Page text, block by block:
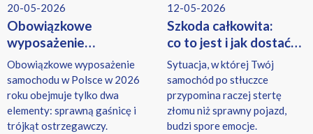
20-05-2026
Obowiązkowe
wyposażenie
samochodu 2026 –
co musisz mieć,
a co tylko warto?
Obowiązkowe wyposażenie
samochodu w Polsce w 2026
roku obejmuje tylko dwa
elementy: sprawną gaśnicę i
trójkąt ostrzegawczy.
12-05-2026
Szkoda całkowita:
co to jest i jak dostać
odszkodowanie?
Sytuacja, w której Twój
samochód po stłuczce
przypomina raczej stertę
złomu niż sprawny pojazd,
budzi spore emocje.